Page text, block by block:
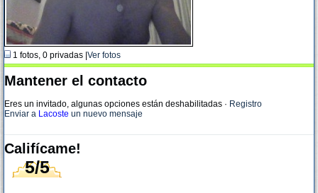
1 fotos, 0 privadas | Ver fotos
Mantener el contacto
Eres un invitado, algunas opciones están deshabilitadas · Registro
Enviar a Lacoste un nuevo mensaje
Califícame!
5/5